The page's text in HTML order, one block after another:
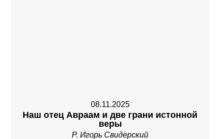
08.11.2025
Наш отец Авраам и две грани истонной
веры
Р. Игорь Свидерский